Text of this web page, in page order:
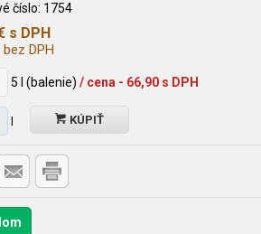
číslo: 1754
s DPH
bez DPH
5 l (balenie) / cena - 66,90 s DPH
l KÚPIŤ